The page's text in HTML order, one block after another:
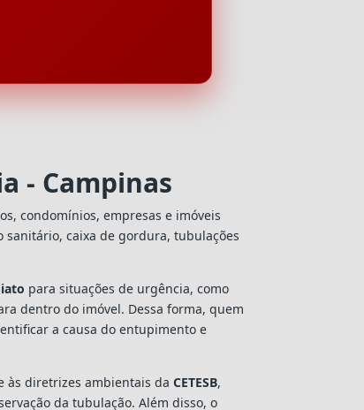
- Campinas
condomínios, empresas e imóveis
sanitário, caixa de gordura, tubulações
para situações de urgência, como
dentro do imóvel. Dessa forma, quem
a causa do entupimento e
às diretrizes ambientais daCETESB,
da tubulação. Além disso, o